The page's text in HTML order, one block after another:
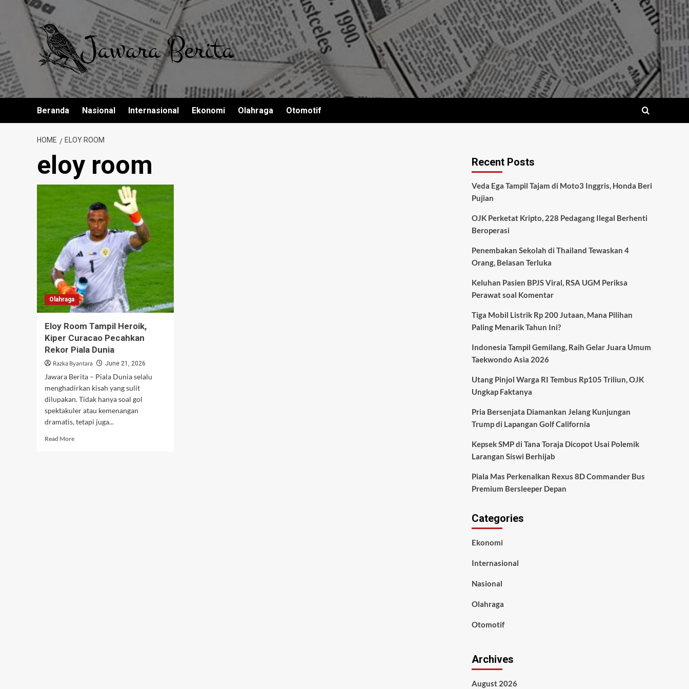
content
Beranda Nasional Internasional Ekonomi Olahraga Otomotif
HOME ELOY ROOM
eloy room
Olahraga
Eloy Room Tampil Heroik,
Kiper Curacao Pecahkan
Rekor Piala Dunia
Razka Byantara June 21, 2026
Jawara Berita – Piala Dunia selalu
menghadirkan kisah yang sulit
dilupakan. Tidak hanya soal gol
spektakuler atau kemenangan
dramatis, tetapi juga...
Read MoreRead
Recent Posts
Veda Ega Tampil Tajam di Moto3 Inggris, Honda Beri
Pujian
OJK Perketat Kripto, 228 Pedagang Ilegal Berhenti
Beroperasi
Penembakan Sekolah di Thailand Tewaskan 4
Orang, Belasan Terluka
Keluhan Pasien BPJS Viral, RSA UGM Periksa
Perawat soal Komentar
Tiga Mobil Listrik Rp 200 Jutaan, Mana Pilihan
Paling Menarik Tahun Ini?
Indonesia Tampil Gemilang, Raih Gelar Juara Umum
Taekwondo Asia 2026
Utang Pinjol Warga RI Tembus Rp105 Triliun, OJK
Ungkap Faktanya
Pria Bersenjata Diamankan Jelang Kunjungan
Trump di Lapangan Golf California
Kepsek SMP di Tana Toraja Dicopot Usai Polemik
Larangan Siswi Berhijab
Piala Mas Perkenalkan Rexus 8D Commander Bus
Premium Bersleeper Depan
Categories
Ekonomi
Internasional
Nasional
Olahraga
Otomotif
Archives
August 2026